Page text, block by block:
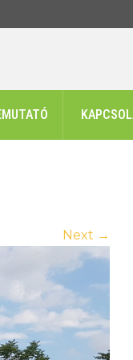
Next →